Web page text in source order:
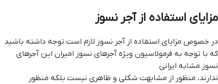
مزایای استفاده از آجر نسوز
در خصوص مزایای استفاده از آجر نسوز لازم است توجه داشته باشید
که با توجه به فرمولاسیون ویژه آجرهای نسوز امیران این آجرهای
نسوز مشابه ایرانی
ندارند، منظور از مشابهت شکلی و ظاهری نیست بلکه منظور